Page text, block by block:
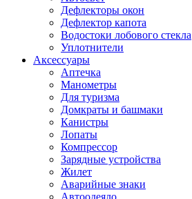
Дефлекторы окон
Дефлектор капота
Водостоки лобового стекла
Уплотнители
Аксессуары
Аптечка
Манометры
Для туризма
Домкраты и башмаки
Канистры
Лопаты
Компрессор
Зарядные устройства
Жилет
Аварийные знаки
Автоодеяло